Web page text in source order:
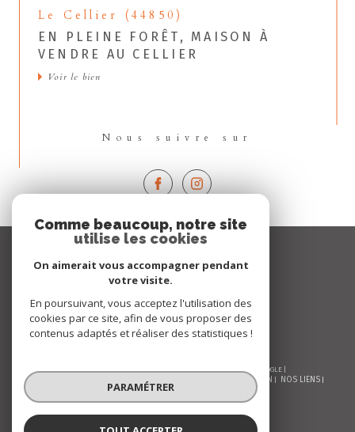
Le Cellier (44850)
EN PLEINE FORÊT, MAISON À
VENDRE AU CELLIER
Voir le bien
Nous suivre sur
Espace
PROPRIÉTAIRE
Se connecter
© 2026 | TOUS DROITS RÉSERVÉS | TRADUCTION POWERED BY GOOGLE |
PLAN DU SITE ADMIN
NOS LIENS
POLITIQUE RGPD
Comme beaucoup, notre site
utilise les cookies
On aimerait vous accompagner pendant
votre visite.
En poursuivant, vous acceptez l'utilisation des
cookies par ce site, afin de vous proposer des
contenus adaptés et réaliser des statistiques !
PARAMÉTRER